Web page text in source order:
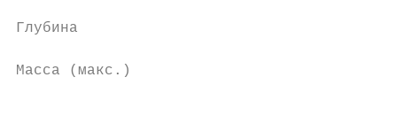
Глубина
Масса (макс.)